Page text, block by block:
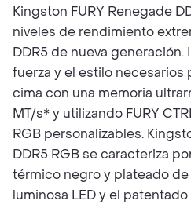
Kingston FURY Renegade
niveles de rendimiento
DDR5 de nueva
fuerza y el estilo necesarios
cima con una memoria
MT/s* y utilizando FURY
RGB personalizables.
DDR5 RGB se caracteriza
térmico negro y plateado
luminosa LED y el